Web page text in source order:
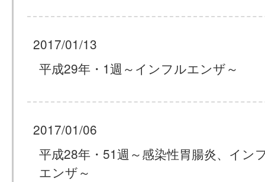
2017/01/13
平成29年・1週～インフルエンザ～
2017/01/06
平成28年・51週～感染性胃腸炎、イン
エンザ～